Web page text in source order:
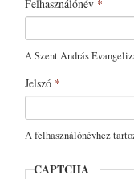
Felhasználónév *
A Szent András
Jelszó *
A felhasználónévhez
CAPTCHA